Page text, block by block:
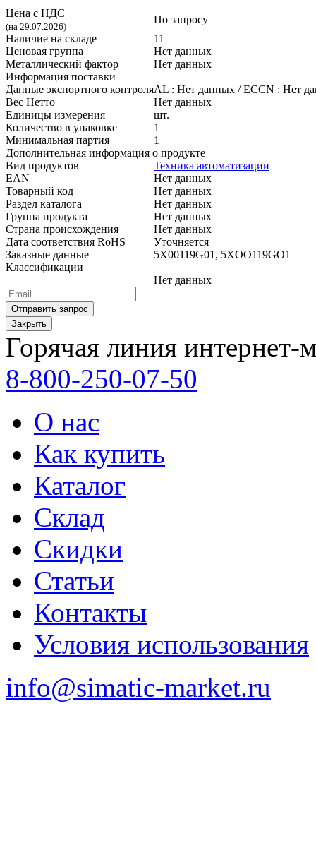
Цена с НДС
(на 29.07.2026)
По запросу
Наличие на складе
11
Ценовая группа
Нет данных
Металлический фактор
Нет данных
Информация поставки
Данные экспортного контроляAL : Нет данных / ECCN : Нет
Вес Нетто
Нет данных
Единицы измерения
шт.
Количество в упаковке
1
Минимальная партия
1
Дополнительная информация о продукте
Вид продуктов
Техника автоматизации
EAN
Нет данных
Товарный код
Нет данных
Раздел каталога
Нет данных
Группа продукта
Нет данных
Страна происхождения
Нет данных
Дата соответствия RoHS
Уточняется
Заказные данные
5X00119G01, 5XOO119GO1
Классификации
Нет данных
Закрыть
Горячая линия интернет-
8-800-250-07-50
О нас
Как купить
Каталог
Склад
Скидки
Статьи
Контакты
Условия использования
info@simatic-market.ru